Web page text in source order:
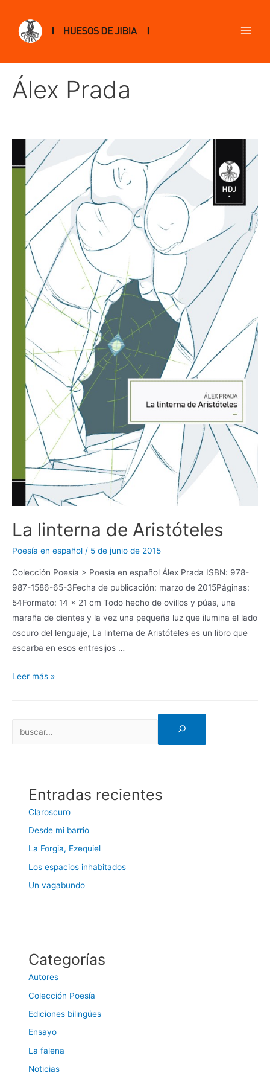
Álex Prada
La linterna de Aristóteles
Poesía en español / 5 de junio de 2015
Colección Poesía > Poesía en español Álex Prada ISBN: 978-
987-1586-65-3Fecha de publicación: marzo de 2015Páginas:
54Formato: 14 x 21 cm Todo hecho de ovillos y púas, una
maraña de dientes y la vez una pequeña luz que ilumina el lado
oscuro del lenguaje, La linterna de Aristóteles es un libro que
escarba en esos entresijos …
Leer más »
Entradas recientes
Claroscuro
Desde mi barrio
La Forgia, Ezequiel
Los espacios inhabitados
Un vagabundo
Categorías
Autores
Colección Poesía
Ediciones bilingües
Ensayo
La falena
Noticias